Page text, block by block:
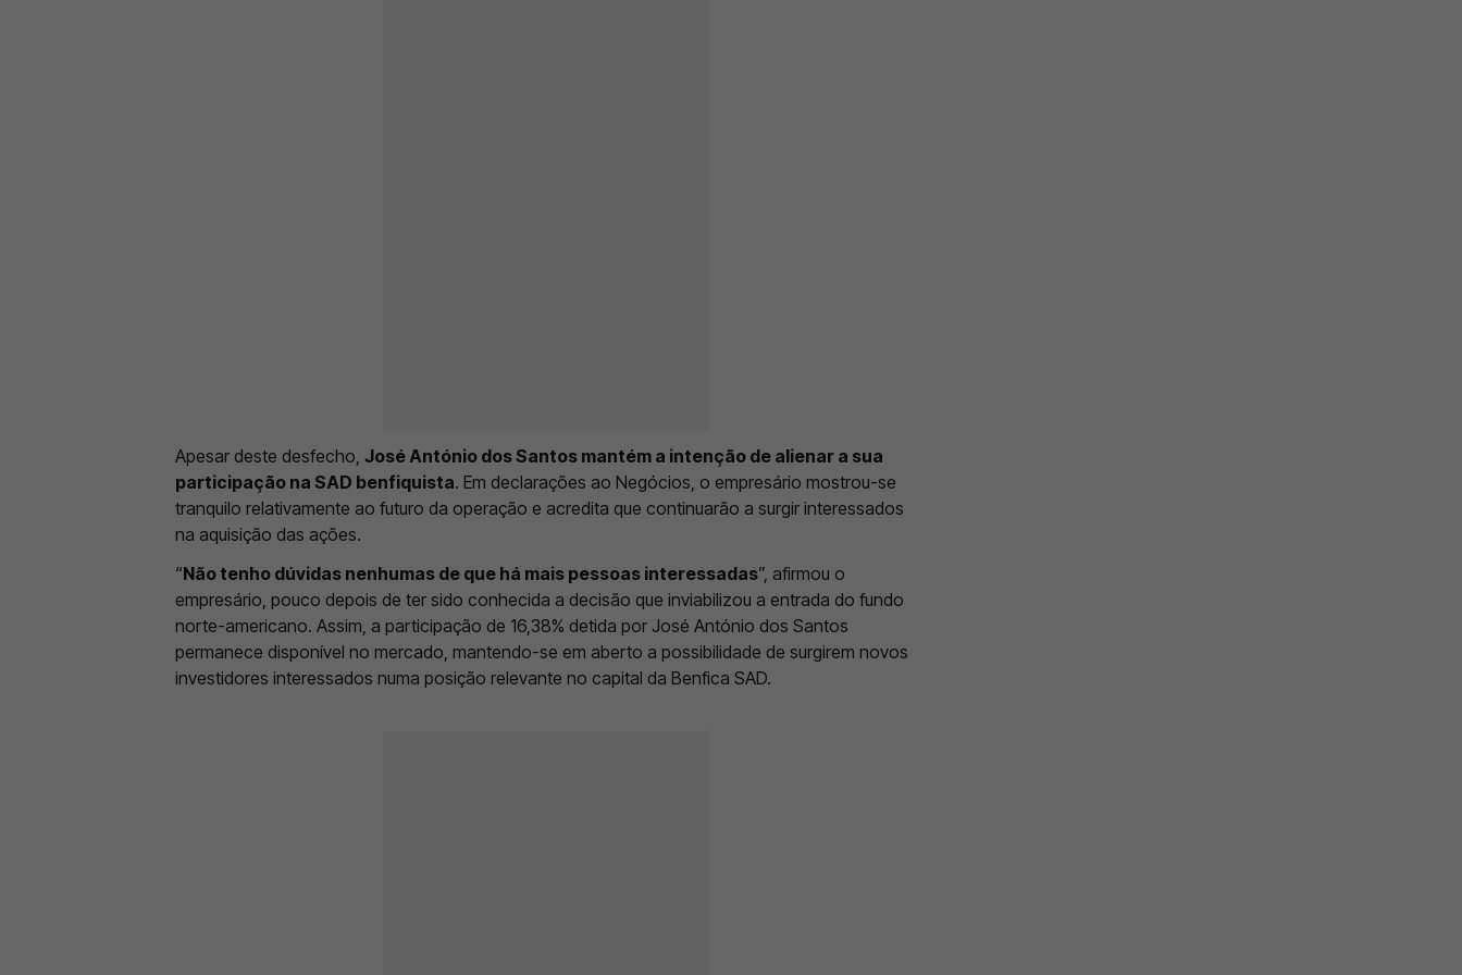
Apesar deste desfecho, José António dos Santos mantém a intenção de alienar a sua
participação na SAD benfiquista. Em declarações ao Negócios, o empresário mostrou-se
tranquilo relativamente ao futuro da operação e acredita que continuarão a surgir interessados
na aquisição das ações.
“Não tenho dúvidas nenhumas de que há mais pessoas interessadas”, afirmou o
empresário, pouco depois de ter sido conhecida a decisão que inviabilizou a entrada do fundo
norte-americano. Assim, a participação de 16,38% detida por José António dos Santos
permanece disponível no mercado, mantendo-se em aberto a possibilidade de surgirem novos
investidores interessados numa posição relevante no capital da Benfica SAD.